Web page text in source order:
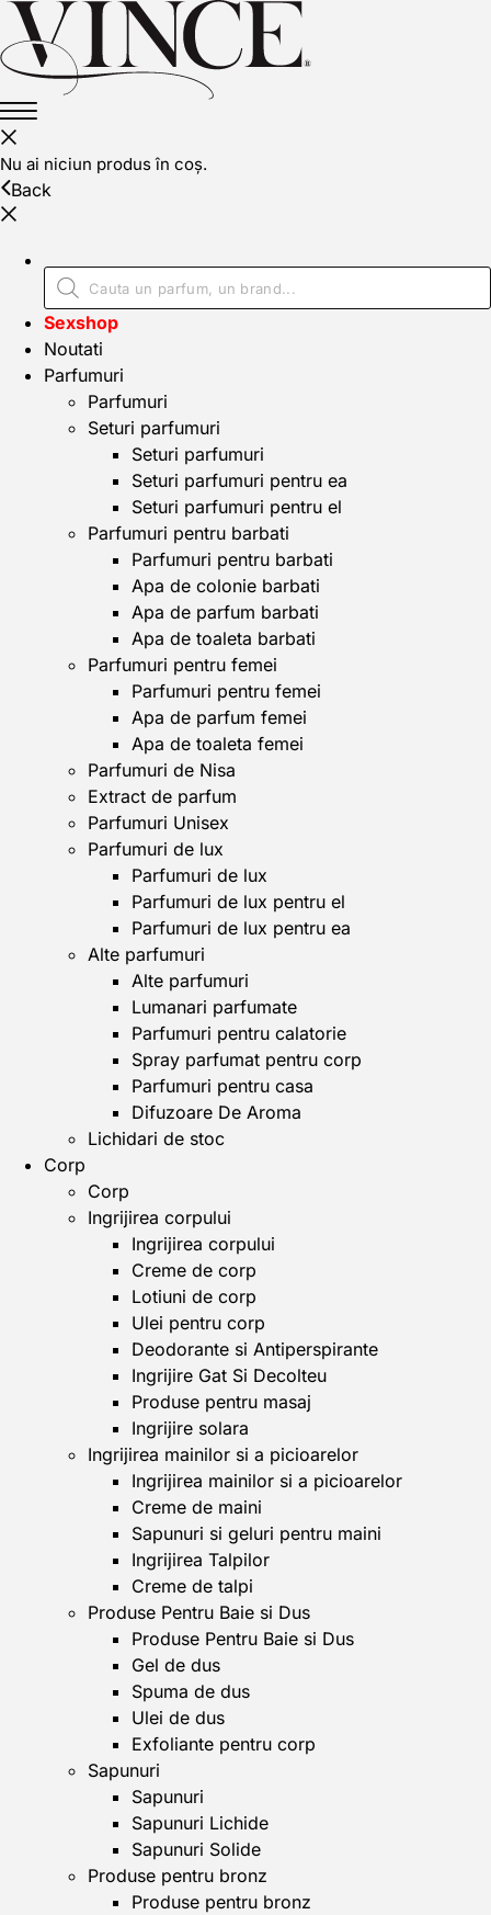
Nu ai niciun produs în coș.
Back
Sexshop
Noutati
Parfumuri
Parfumuri
Seturi parfumuri
Seturi parfumuri
Seturi parfumuri pentru ea
Seturi parfumuri pentru el
Parfumuri pentru barbati
Parfumuri pentru barbati
Apa de colonie barbati
Apa de parfum barbati
Apa de toaleta barbati
Parfumuri pentru femei
Parfumuri pentru femei
Apa de parfum femei
Apa de toaleta femei
Parfumuri de Nisa
Extract de parfum
Parfumuri Unisex
Parfumuri de lux
Parfumuri de lux
Parfumuri de lux pentru el
Parfumuri de lux pentru ea
Alte parfumuri
Alte parfumuri
Lumanari parfumate
Parfumuri pentru calatorie
Spray parfumat pentru corp
Parfumuri pentru casa
Difuzoare De Aroma
Lichidari de stoc
Corp
Corp
Ingrijirea corpului
Ingrijirea corpului
Creme de corp
Lotiuni de corp
Ulei pentru corp
Deodorante si Antiperspirante
Ingrijire Gat Si Decolteu
Produse pentru masaj
Ingrijire solara
Ingrijirea mainilor si a picioarelor
Ingrijirea mainilor si a picioarelor
Creme de maini
Sapunuri si geluri pentru maini
Ingrijirea Talpilor
Creme de talpi
Produse Pentru Baie si Dus
Produse Pentru Baie si Dus
Gel de dus
Spuma de dus
Ulei de dus
Exfoliante pentru corp
Sapunuri
Sapunuri
Sapunuri Lichide
Sapunuri Solide
Produse pentru bronz
Produse pentru bronz